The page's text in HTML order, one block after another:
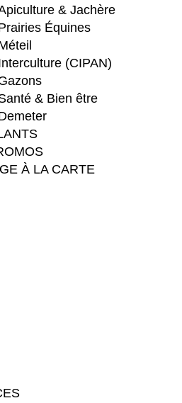
& Jachère
Équines
(CIPAN)
& Bien être
À LA CARTE